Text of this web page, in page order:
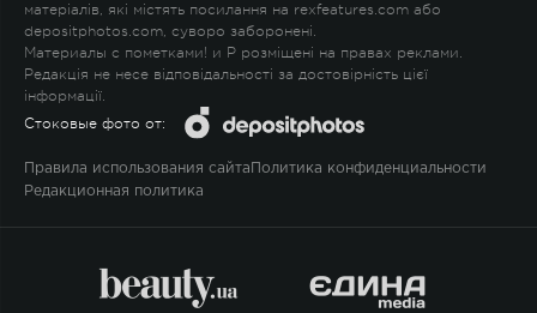
матеріалів, які містять посилання на rexfeatures.com або
depositphotos.com, суворо заборонені.
Материалы с пометками! и P розміщені на правах реклами.
Редакція не несе відповідальності за достовірність цієї
інформації.
Стоковые фото от:
Правила использования сайта Политика конфиденциальности
Редакционная политика